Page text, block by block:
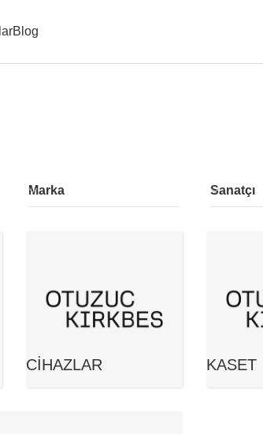
Blog
Marka Sanatçı
CIHAZLAR KASET